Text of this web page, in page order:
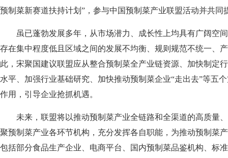
预制菜新赛道扶持计划”，参与中国预制菜产业联盟活动并共同
虽已蓬勃发展多年，从市场潜力、成长性上均具有广阔空
存在集中程度低且区域之间的发展不均衡、规则规范不统一、
此，宋聚国建议联盟应从整合预制菜全产业链资源、加快制定
水平、加强行业基础研究、加快推动预制菜企业“走出去”等五
作用，引导企业抢抓机遇。
未来，联盟将以推动预制菜产业全链路和全渠道的高质量
聚预制菜产业各环节机构，充分发挥各自职能，为推动预制菜
包括部分食品生产企业、电商平台、国内预制菜品鉴机构、标